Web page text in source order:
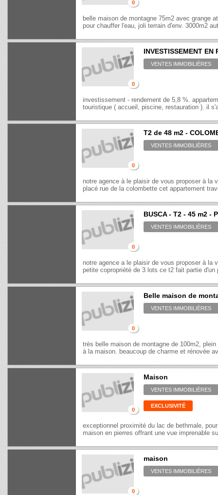
0
belle maison de montagne 75m2 avec grange
pour chauffer l'eau, joli terrain d'env. 3000m2
0
INVESTISSEMENT EN
VENTES IMMOBILIÈRES
investissement - rendement de 5,8 %.
touristique ( accueil, piscine, restauration ). il
0
T2 de 48 m2 -
VENTES IMMOBILIÈRES
notre agence à le plaisir de vous proposer à la
placé rue de la colombette cet appartement
0
BUSCA - T2 - 45 m2 -
VENTES IMMOBILIÈRES
notre agence a le plaisir de vous proposer à la
petite copropriété de 3 lots ce t2 fait partie d'un
0
Belle maison de
VENTES IMMOBILIÈRES
très belle maison de montagne de 100m2,
à la maison. beaucoup de charme et rénovée
0
Maison
VENTES IMMOBILIÈRES
EXCLUSIVITÉ
exceptionnel proximité du lac de bethmale,
maison en pierres offrant une vue imprenable
0
maison
VENTES IMMOBILIÈRES